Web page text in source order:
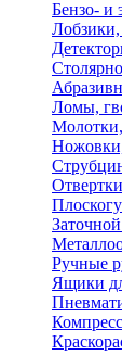
Бензо- и
Ломы,
Ручные
Ящики